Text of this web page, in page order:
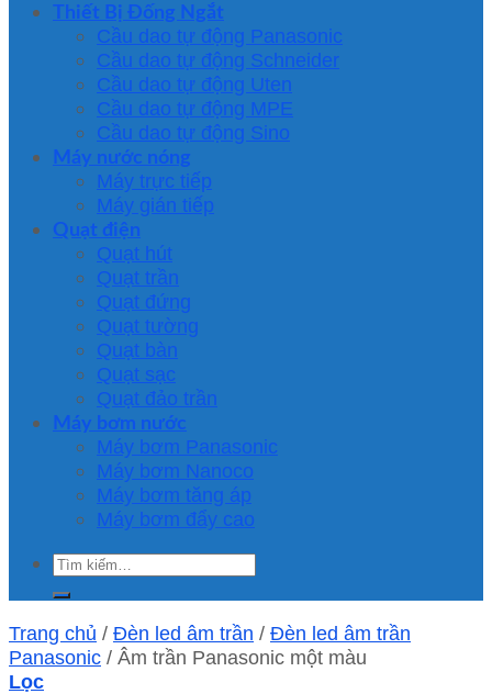
Thiết Bị Đống Ngắt
Cầu dao tự động Panasonic
Cầu dao tự động Schneider
Cầu dao tự động Uten
Cầu dao tự động MPE
Cầu dao tự động Sino
Máy nước nóng
Máy trực tiếp
Máy gián tiếp
Quạt điện
Quạt hút
Quạt trần
Quạt đứng
Quạt tường
Quạt bàn
Quạt sạc
Quạt đảo trần
Máy bơm nước
Máy bơm Panasonic
Máy bơm Nanoco
Máy bơm tăng áp
Máy bơm đẩy cao
Tìm
kiếm:
Trang chủ / Đèn led âm trần / Đèn led âm trần
Panasonic / Âm trần Panasonic một màu
Lọc